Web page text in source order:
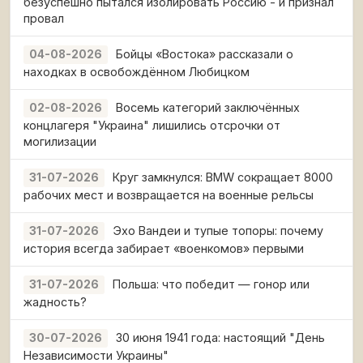
провал
04-08-2026
Бойцы «Востока» рассказали о
находках в освобождённом Любицком
02-08-2026
Восемь категорий заключённых
концлагеря "Украина" лишились отсрочки от
могилизации
31-07-2026
Круг замкнулся: BMW сокращает 8000
рабочих мест и возвращается на военные рельсы
31-07-2026
Эхо Вандеи и тупые топоры: почему
история всегда забирает «военкомов» первыми
31-07-2026
Польша: что победит — гонор или
жадность?
30-07-2026
30 июня 1941 года: настоящий "День
Независимости Украины"